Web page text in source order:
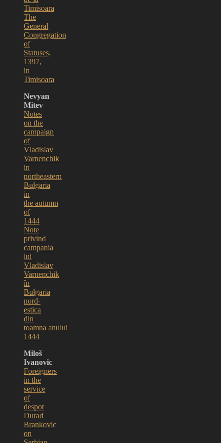
Timisoara
The
General
Congregation
of
Statuses,
1397,
in
Timisoara
Nevyan
Mitev
Notes
on the
campaign
of
Vladislav
Varnenchik
in
northeastern
Bulgaria
in
the autumn
of
1444
Note
privind
campania
lui
Vladislav
Varnenchik
în
Bulgaria
nord-
estica
din
toamna anului
1444
Miloš
Ivanovic
Foreigners
in the
service
of
despot
Durad
Brankovic
on